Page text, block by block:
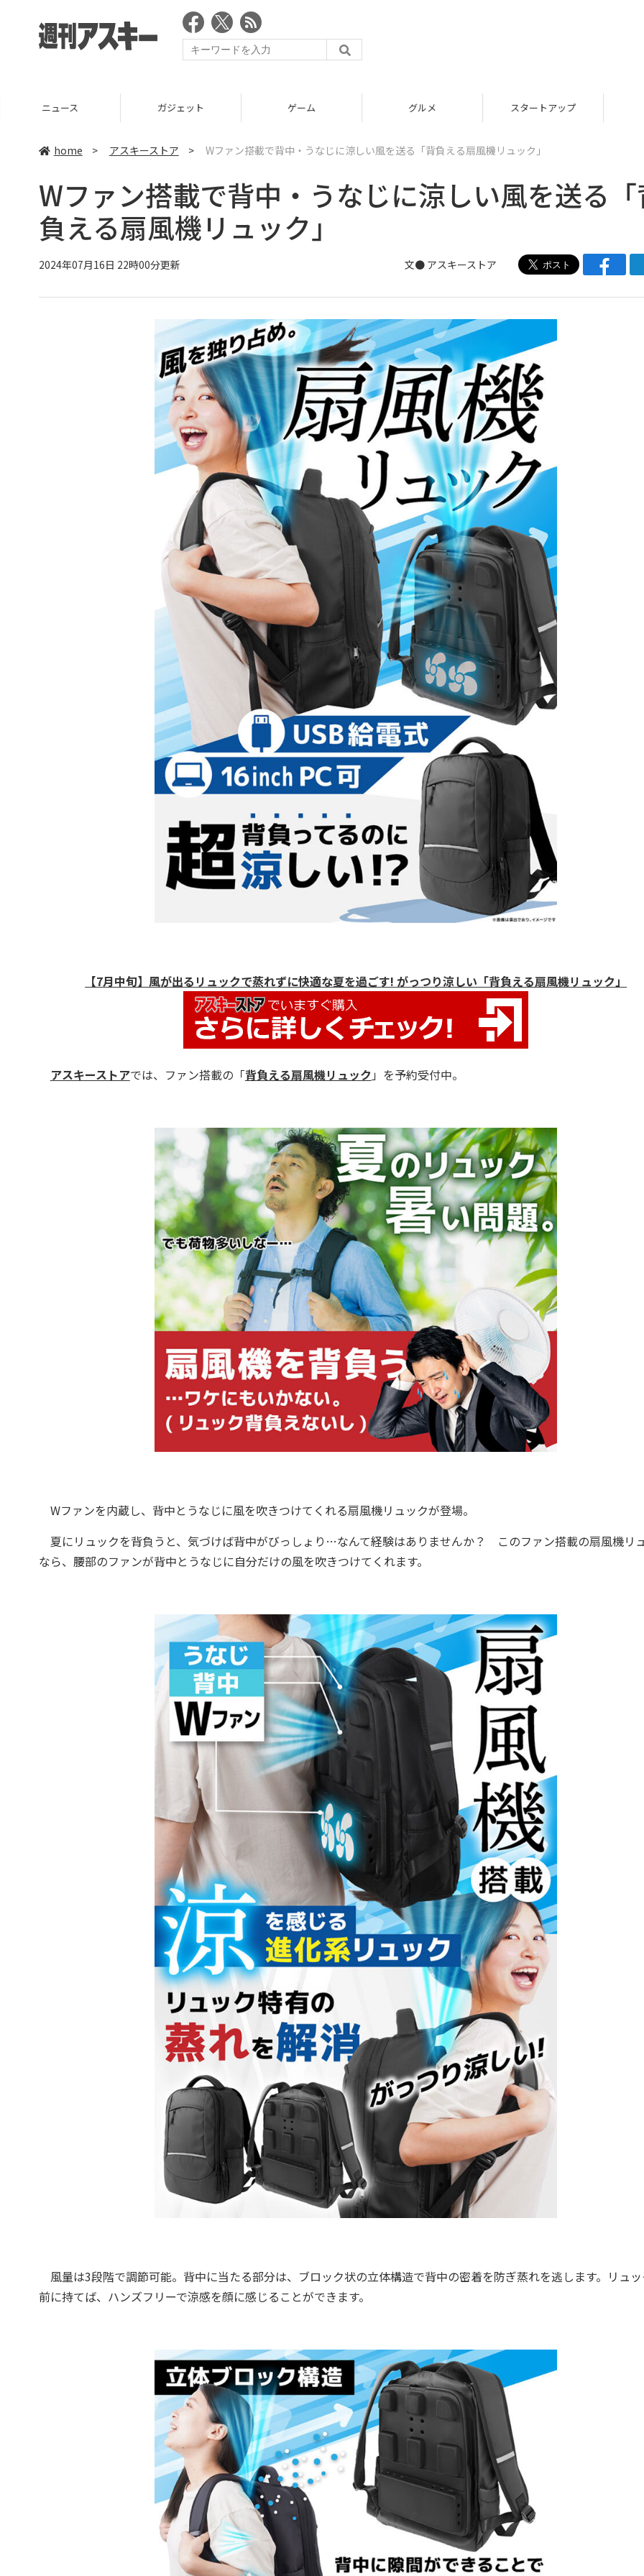
ニュース ガジェット ゲーム グルメ スタートアップ
home > アスキーストア > Wファン搭載で背中・うなじに涼しい風を送る「背負える扇風機リュック」
Wファン搭載で背中・うなじに涼しい風を送る
負える扇風機リュック」
2024年07月16日 22時00分更新 文● アスキーストア
【7月中旬】風が出るリュックで蒸れずに快適な夏を過ごす! がっつり涼しい「背負える扇風機リュック」
アスキーストアでは、ファン搭載の「背負える扇風機リュック 」を予約受付中。
Wファンを内蔵し、背中とうなじに風を吹きつけてくれる扇風機リュックが登場。
夏にリュックを背負うと、気づけば背中がびっしょり…なんて経験はありませんか？ このファン搭載の扇風機リ
なら、腰部のファンが背中とうなじに自分だけの風を吹きつけてくれます。
風量は3段階で調節可能。背中に当たる部分は、ブロック状の立体構造で背中の密着を防ぎ蒸れを逃します。リュ
前に持てば、ハンズフリーで涼感を顔に感じることができます。